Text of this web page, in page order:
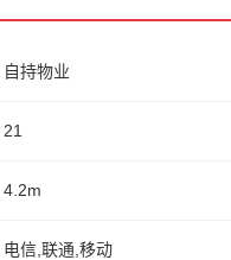
自持物业
21
4.2m
电信,联通,移动